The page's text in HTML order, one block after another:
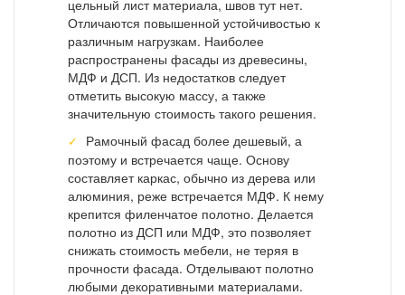
цельный лист материала, швов тут нет.
Отличаются повышенной устойчивостью к
различным нагрузкам. Наиболее
распространены фасады из древесины,
МДФ и ДСП. Из недостатков следует
отметить высокую массу, а также
значительную стоимость такого решения.
Рамочный фасад более дешевый, а
поэтому и встречается чаще. Основу
составляет каркас, обычно из дерева или
алюминия, реже встречается МДФ. К нему
крепится филенчатое полотно. Делается
полотно из ДСП или МДФ, это позволяет
снижать стоимость мебели, не теряя в
прочности фасада. Отделывают полотно
любыми декоративными материалами.